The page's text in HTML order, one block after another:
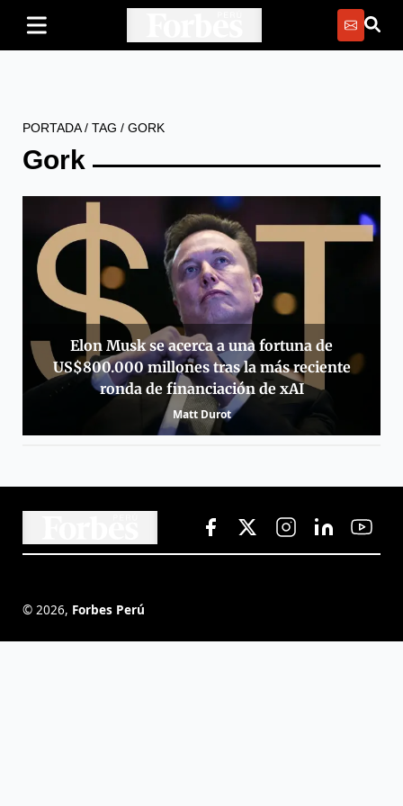
PORTADA/ TAG / GORK
Gork
Elon Musk se acerca a una fortuna de
US$800.000 millones tras la más reciente
ronda de financiación de xAI
Matt Durot
© 2026, Forbes Perú